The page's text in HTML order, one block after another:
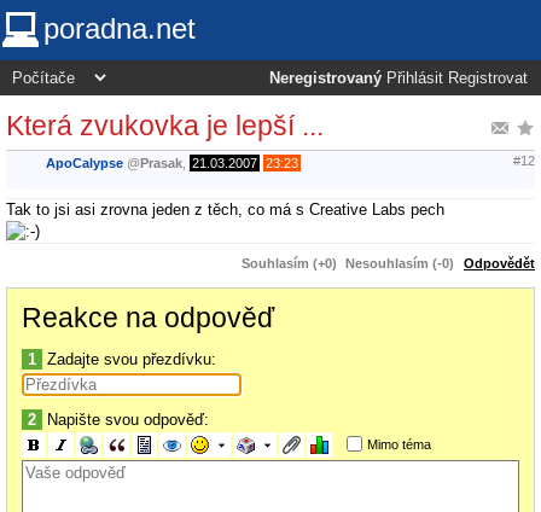
poradna.net
Neregistrovaný Přihlásit Registrovat
Která zvukovka je lepší ...
ApoCalypse @Prasak 21.03.2007 23:23 #12
Tak to jsi asi zrovna jeden z těch, co má s Creative Labs pech
Souhlasím (+0) Nesouhlasím (-0) Odpovědět
Reakce na odpověď
1 Zadajte svou přezdívku:
2 Napište svou odpověď:
Mimo téma